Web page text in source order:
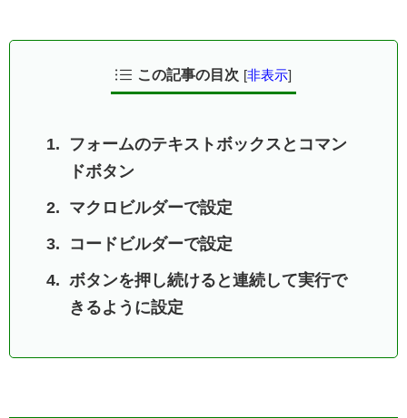
この記事の目次 [非表示]
フォームのテキストボックスとコマン
ドボタン
マクロビルダーで設定
コードビルダーで設定
ボタンを押し続けると連続して実行で
きるように設定